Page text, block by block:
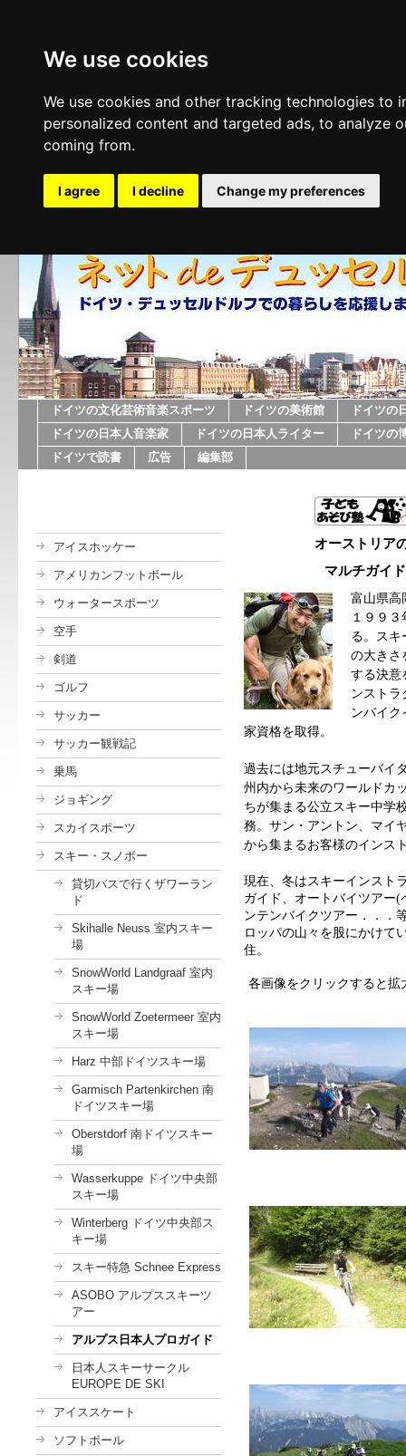
We use cookies
We use cookies and other tracking technologies
personalized content and targeted ads, to analyze
coming from.
I agree I decline Change my preferences
ドイツの文化芸術音楽スポーツ ドイツの美術館
ドイツの
ドイツの日本人音楽家
ドイツの日本人ライター
ドイツの
ドイツで読書
広告 編集部
アイスホッケー
アメリカンフットボール
ウォータースポーツ
空手
剣道
ゴルフ
サッカー
サッカー観戦記
乗馬
ジョギング
スカイスポーツ
スキー・スノボー
貸切バスで行くザワーラン
ド
Skihalle Neuss 室内スキー
場
SnowWorld Landgraaf 室内
スキー場
SnowWorld Zoetermeer 室内
スキー場
Harz 中部ドイツスキー場
Garmisch Partenkirchen 南
ドイツスキー場
Oberstdorf 南ドイツスキー
場
Wasserkuppe ドイツ中央部
スキー場
Winterberg ドイツ中央部ス
キー場
スキー特急 Schnee Express
ASOBO アルプススキーツ
アー
アルプス日本人プロガイド
日本人スキーサークル
EUROPE DE SKI
アイススケート
ソフトボール
オーストリア
マルチガイ
富山県高
１９９
る。スキ
の大きさ
する決意
ンスト
ンバイ
家資格を取得。
過去には地元スチューバイ
州内から未来のワールドカ
ちが集まる公立スキー中学
務。サン・アントン、マイ
から集まるお客様のインス
現在、冬はスキーインスト
ガイド、オートバイツアー
ンテンバイクツアー．．．
ロッパの山々を股にかけて
住。
各画像をクリックすると